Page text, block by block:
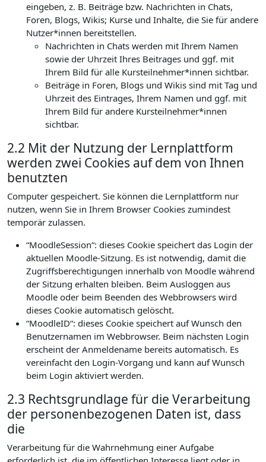
eingeben, z. B. Beiträge bzw. Nachrichten in Chats,
Foren, Blogs, Wikis; Kurse und Inhalte, die Sie für andere
Nutzer*innen bereitstellen.
Nachrichten in Chats werden mit Ihrem Namen
sowie der Uhrzeit Ihres Beitrages und ggf. mit
Ihrem Bild für alle Kursteilnehmer*innen sichtbar.
Beiträge in Foren, Blogs und Wikis sind mit Tag und
Uhrzeit des Eintrages, Ihrem Namen und ggf. mit
Ihrem Bild für andere Kursteilnehmer*innen
sichtbar.
2.2 Mit der Nutzung der Lernplattform
werden zwei Cookies auf dem von Ihnen
benutzten
Computer gespeichert. Sie können die Lernplattform nur
nutzen, wenn Sie in Ihrem Browser Cookies zumindest
temporär zulassen.
“MoodleSession“: dieses Cookie speichert das Login der
aktuellen Moodle-Sitzung. Es ist notwendig, damit die
Zugriffsberechtigungen innerhalb von Moodle während
der Sitzung erhalten bleiben. Beim Ausloggen aus
Moodle oder beim Beenden des Webbrowsers wird
dieses Cookie automatisch gelöscht.
“MoodleID“: dieses Cookie speichert auf Wunsch den
Benutzernamen im Webbrowser. Beim nächsten Login
erscheint der Anmeldename bereits automatisch. Es
vereinfacht den Login-Vorgang und kann auf Wunsch
beim Login aktiviert werden.
2.3 Rechtsgrundlage für die Verarbeitung
der personenbezogenen Daten ist, dass
die
Verarbeitung für die Wahrnehmung einer Aufgabe